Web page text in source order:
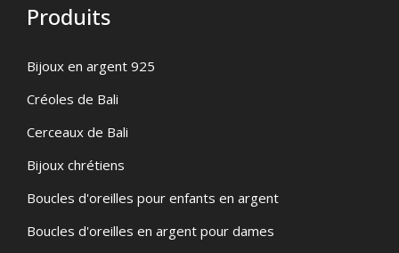
Produits
Bijoux en argent 925
Créoles de Bali
Cerceaux de Bali
Bijoux chrétiens
Boucles d'oreilles pour enfants en argent
Boucles d'oreilles en argent pour dames